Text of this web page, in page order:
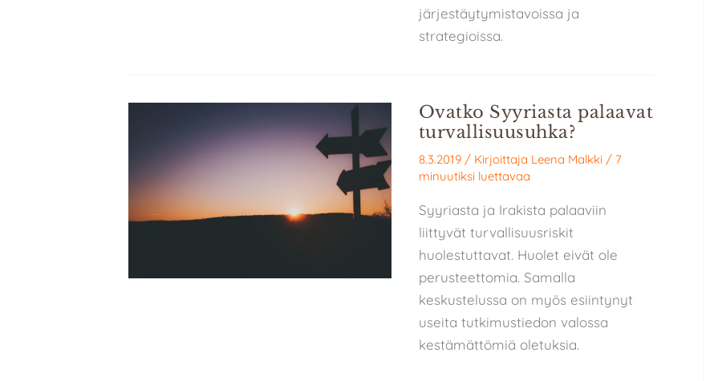
järjestäytymistavoissa ja
strategioissa.
Ovatko Syyriasta palaavat
turvallisuusuhka?
8.3.2019 / Kirjoittaja Leena Malkki/ 7
minuutiksi luettavaa
Syyriasta ja Irakista palaaviin
liittyvät turvallisuusriskit
huolestuttavat. Huolet eivät ole
perusteettomia. Samalla
keskustelussa on myös esiintynyt
useita tutkimustiedon valossa
kestämättömiä oletuksia.